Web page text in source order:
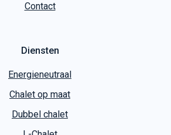
Contact
Diensten
Energieneutraal
Chalet op maat
Dubbel chalet